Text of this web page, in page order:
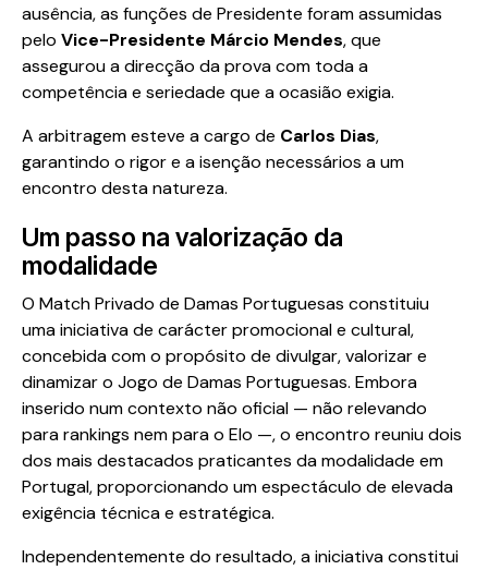
ausência, as funções de Presidente foram assumidas
pelo Vice-Presidente Márcio Mendes, que
assegurou a direcção da prova com toda a
competência e seriedade que a ocasião exigia.
A arbitragem esteve a cargo de Carlos Dias,
garantindo o rigor e a isenção necessários a um
encontro desta natureza.
Um passo na valorização da
modalidade
O Match Privado de Damas Portuguesas constituiu
uma iniciativa de carácter promocional e cultural,
concebida com o propósito de divulgar, valorizar e
dinamizar o Jogo de Damas Portuguesas. Embora
inserido num contexto não oficial — não relevando
para rankings nem para o Elo —, o encontro reuniu dois
dos mais destacados praticantes da modalidade em
Portugal, proporcionando um espectáculo de elevada
exigência técnica e estratégica.
Independentemente do resultado, a iniciativa constitui